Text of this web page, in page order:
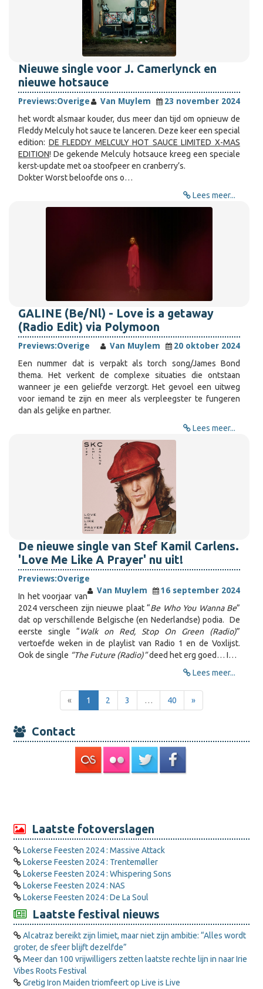
Nieuwe single voor J. Camerlynck en
nieuwe hotsauce
Previews:Overige Van Muylem
23 november 2024
het wordt alsmaar kouder, dus meer dan tijd om opnieuw de
Fleddy Melculy hot sauce te lanceren. Deze keer een special
edition: DE FLEDDY MELCULY HOT SAUCE LIMITED X-MAS
EDITION! De gekende Melculy hotsauce kreeg een speciale
kerst-update met oa stoofpeer en cranberry’s.
Dokter Worst beloofde ons o…
Lees meer...
GALINE (Be/Nl) - Love is a getaway
(Radio Edit) via Polymoon
Previews:Overige Van Muylem
20 oktober 2024
Een nummer dat is verpakt als torch song/James Bond
thema. Het verkent de complexe situaties die ontstaan
wanneer je een geliefde verzorgt. Het gevoel een uitweg
voor iemand te zijn en meer als verpleegster te fungeren
dan als gelijke en partner.
Lees meer...
De nieuwe single van Stef Kamil Carlens.
'Love Me Like A Prayer' nu uit!
Previews:Overige
Van Muylem
16 september 2024
In het voorjaar van
2024 verscheen zijn nieuwe plaat “Be Who You Wanna Be”
dat op verschillende Belgische (en Nederlandse) podia. De
eerste single “Walk on Red, Stop On Green (Radio)”
vertoefde weken in de playlist van Radio 1 en de Voxlijst.
Ook de single “The Future (Radio)”deed het erg goed… I…
Lees meer...
« 1 2 3 … 40 »
Contact
Laatste fotoverslagen
Lokerse Feesten 2024 : Massive Attack
Lokerse Feesten 2024 : Trentemøller
Lokerse Feesten 2024 : Whispering Sons
Lokerse Feesten 2024 : NAS
Lokerse Feesten 2024 : De La Soul
Laatste festival nieuws
Alcatraz bereikt zijn limiet, maar niet zijn ambitie: “Alles wordt
groter, de sfeer blijft dezelfde”
Meer dan 100 vrijwilligers zetten laatste rechte lijn in naar Irie
Vibes Roots Festival
Gretig Iron Maiden triomfeert op Live is Live